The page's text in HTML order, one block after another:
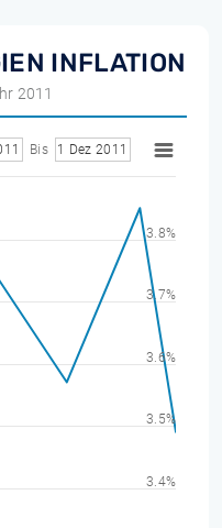
INFLATION
2011
Bis 1 Dez 2011
3.4%
3.5%
3.6%
3.7%
3.8%